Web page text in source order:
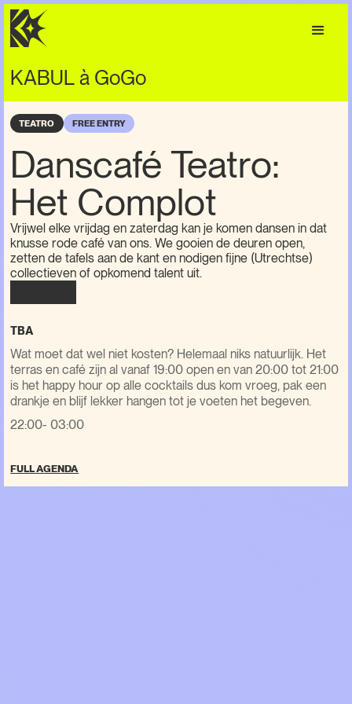
KABUL à GoGo
TEATRO FREE ENTRY
Danscafé Teatro:
Het Complot
Vrijwel elke vrijdag en zaterdag kan je komen dansen in dat
knusse rode café van ons. We gooien de deuren open,
zetten de tafels aan de kant en nodigen fijne (Utrechtse)
collectieven of opkomend talent uit.
TBA
Wat moet dat wel niet kosten? Helemaal niks natuurlijk. Het
terras en café zijn al vanaf 19:00 open en van 20:00 tot 21:00
is het happy hour op alle cocktails dus kom vroeg, pak een
drankje en blijf lekker hangen tot je voeten het begeven.
22:00- 03:00
FULL AGENDA